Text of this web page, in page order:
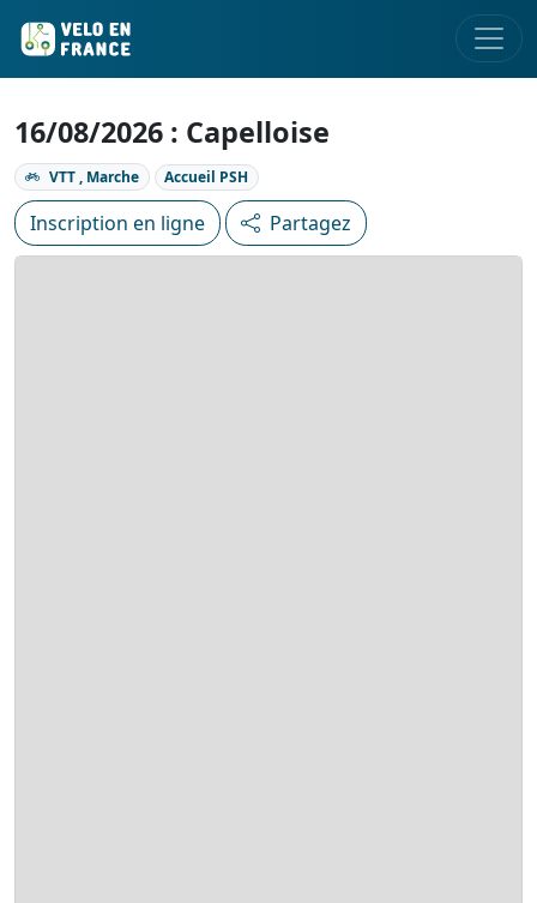
16/08/2026 : Capelloise
VTT , Marche Accueil PSH
Inscription en ligne Partagez